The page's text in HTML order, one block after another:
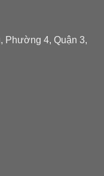
Phường 4, Quận 3,